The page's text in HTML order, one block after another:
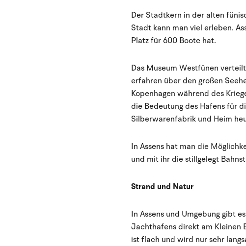
Der Stadtkern in der alten
Stadt kann man viel erleben.
Platz für 600 Boote hat.
Das Museum Westfünen
erfahren über den großen
Kopenhagen während des
die Bedeutung des Hafens für
Silberwarenfabrik und Heim
In Assens hat man die
und mit ihr die stillgelegt
Strand und Natur
In Assens und Umgebung gibt
Jachthafens direkt am Kleinen
ist flach und wird nur sehr